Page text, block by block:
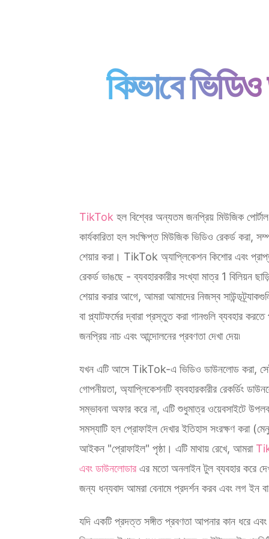
কিভাবে
TikTok হল বিশ্বের অন্যতম জনপ্রিয় মিউজিক
কার্যকারিতা হল সংক্ষিপ্ত মিউজিক ভিডিও রেকর্ড করা,
শেয়ার করা। TikTok অ্যাপ্লিকেশন কিশোর এবং
রেকর্ড ভাঙছে - ব্যবহারকারীর সংখ্যা মাত্র 1 বিলিয়ন
শেয়ার করার আগে, আমরা আমাদের নিজস্ব
বা প্ল্যাটফর্মের দ্বারা প্রস্তুত করা গানগুলি ব্যবহার করতে
জনপ্রিয় নাচ এবং আন্দোলনের প্রবণতা দেখা দেয়৷
যখন এটি আসে TikTok-এ ভিডিও ডাউনলোড করা,
গোপনীয়তা, অ্যাপ্লিকেশনটি ব্যবহারকারীর রেকর্ডিং
সম্ভাবনা অফার করে না, এটি শুধুমাত্র ওয়েবসাইটে
সমস্যাটি হল প্রোফাইল দেখার ইতিহাস সংরক্ষণ করা
আইকন "প্রোফাইল" পৃষ্ঠা। এটি মাথায় রেখে, আমরা
এবং ডাউনলোডার এর মতো অনলাইন টুল ব্যবহার করে
জন্য ধন্যবাদ আমরা বেনামে প্রদর্শন করব এবং লগ ইন
যদি একটি প্রদত্ত সঙ্গীত প্রবণতা আপনার কান ধরে